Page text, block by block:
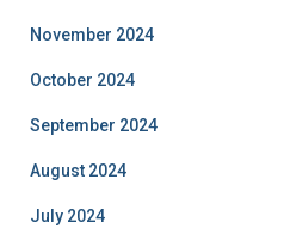
November 2024
October 2024
September 2024
August 2024
July 2024